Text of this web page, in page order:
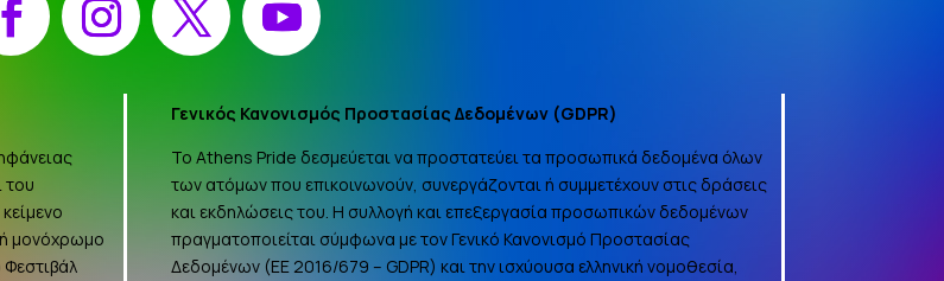
του
μονόχρωμο
Γενικός Κανονισμός Προστασίας Δεδομένων (GDPR)
Το Athens Pride δεσμεύεται να προστατεύει τα προσωπικά δεδομένα όλων
των ατόμων που επικοινωνούν, συνεργάζονται ή συμμετέχουν στις δράσεις
και εκδηλώσεις του. Η συλλογή και επεξεργασία προσωπικών δεδομένων
πραγματοποιείται σύμφωνα με τον Γενικό Κανονισμό Προστασίας
Δεδομένων (ΕΕ 2016/679 – GDPR) και την ισχύουσα ελληνική νομοθεσία,